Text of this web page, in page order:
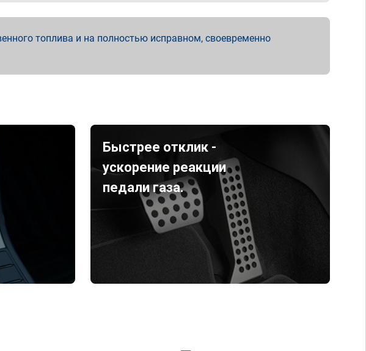
топлива и на полностью исправном, своевременно
Быстрее отклик -
ускорение реакции
педали газа.